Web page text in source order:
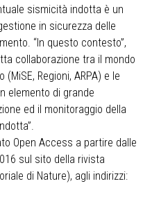
sismicità indotta è un
in sicurezza delle
“In questo contesto”,
collaborazione tra il mondo
Regioni, ARPA) e le
elemento di grande
ed il monitoraggio della
Open Access a partire dalle
sul sito della rivista
di Nature), agli indirizzi: